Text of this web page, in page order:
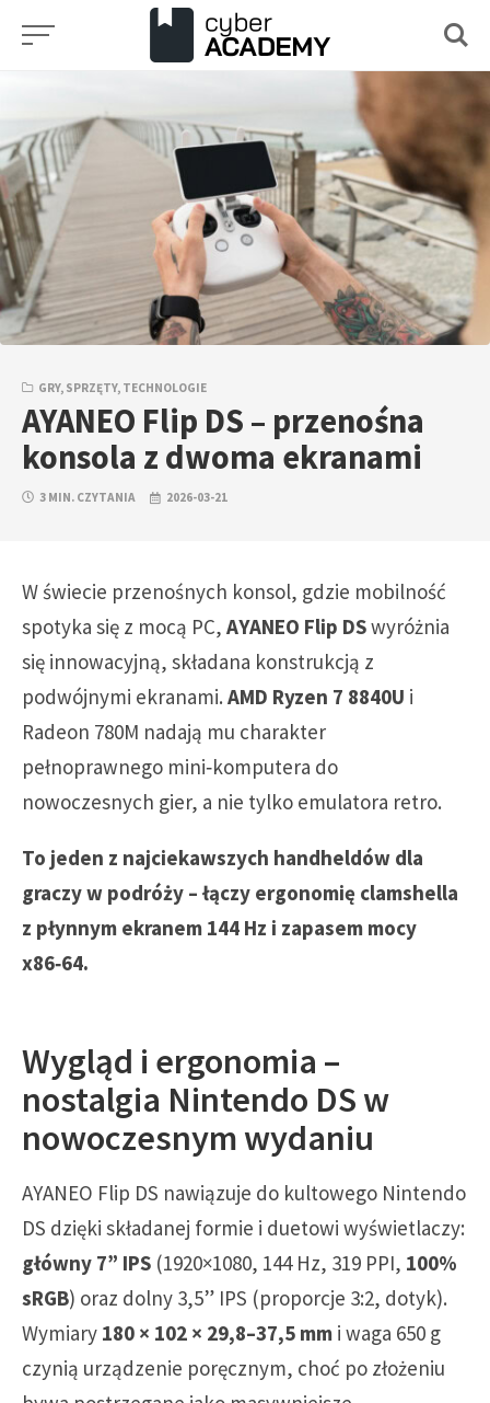
Przejdź
GRY, SPRZĘTY, TECHNOLOGIE
AYANEO Flip DS – przenośna
konsola z dwoma ekranami
3 MIN. CZYTANIA 2026-03-21
W świecie przenośnych konsol, gdzie mobilność
spotyka się z mocą PC, AYANEO Flip DSwyróżnia
się innowacyjną, składana konstrukcją z
podwójnymi ekranami. AMD Ryzen 7 8840U i
Radeon 780M nadają mu charakter
pełnoprawnego mini‑komputera do
nowoczesnych gier, a nie tylko emulatora retro.
To jeden z najciekawszych handheldów dla
graczy w podróży – łączy ergonomię clamshella
z płynnym ekranem 144 Hz i zapasem mocy
x86‑64.
Wygląd i ergonomia –
nostalgia Nintendo DS w
nowoczesnym wydaniu
AYANEO Flip DS nawiązuje do kultowego Nintendo
DS dzięki składanej formie i duetowi wyświetlaczy:
główny 7” IPS (1920×1080, 144 Hz, 319 PPI, 100%
sRGB) oraz dolny 3,5” IPS (proporcje 3:2, dotyk).
Wymiary 180 × 102 × 29,8–37,5 mm i waga 650 g
czynią urządzenie poręcznym, choć po złożeniu